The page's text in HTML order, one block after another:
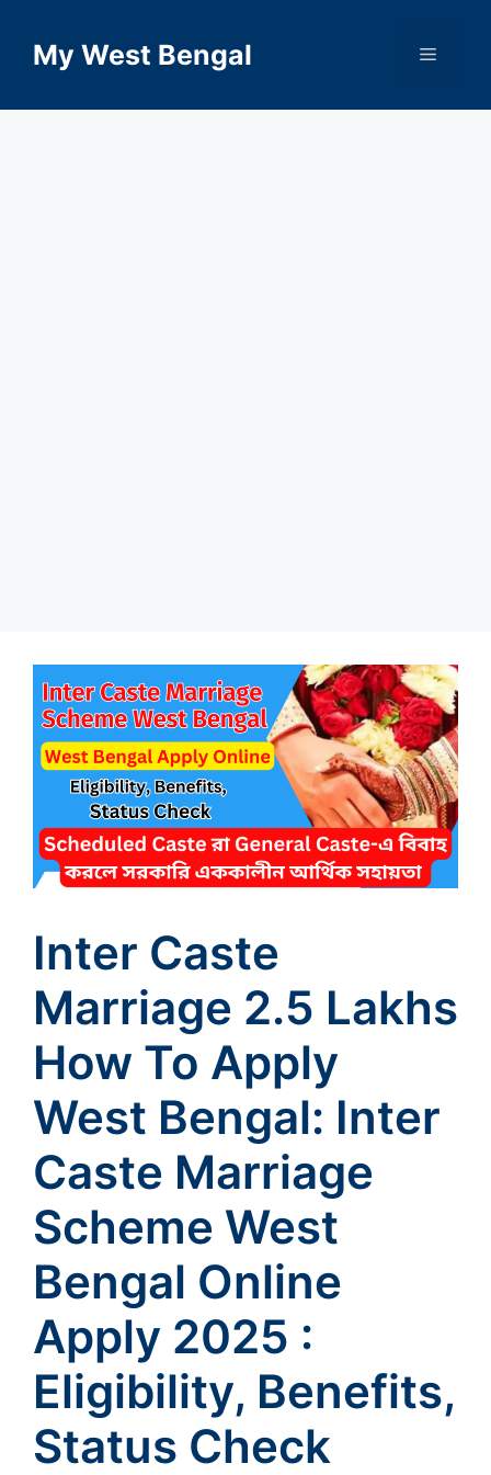
contentMy West Bengal Menu
Inter Caste
Marriage 2.5 Lakhs
How To Apply
West Bengal: Inter
Caste Marriage
Scheme West
Bengal Online
Apply 2025 :
Eligibility, Benefits,
Status Check